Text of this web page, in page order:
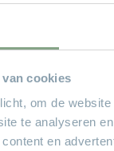
cookies
om de
te analyseren
en